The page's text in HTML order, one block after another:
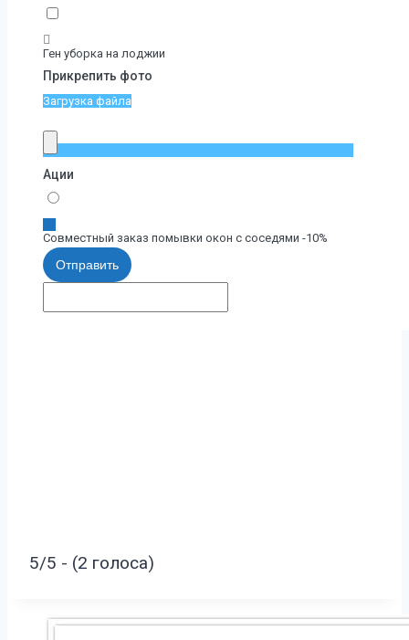
Ген уборка на лоджии
Прикрепить фото
Загрузка файла
Ации
Совместный заказ помывки окон с соседями -10%
Отправить
5/5 - (2 голоса)